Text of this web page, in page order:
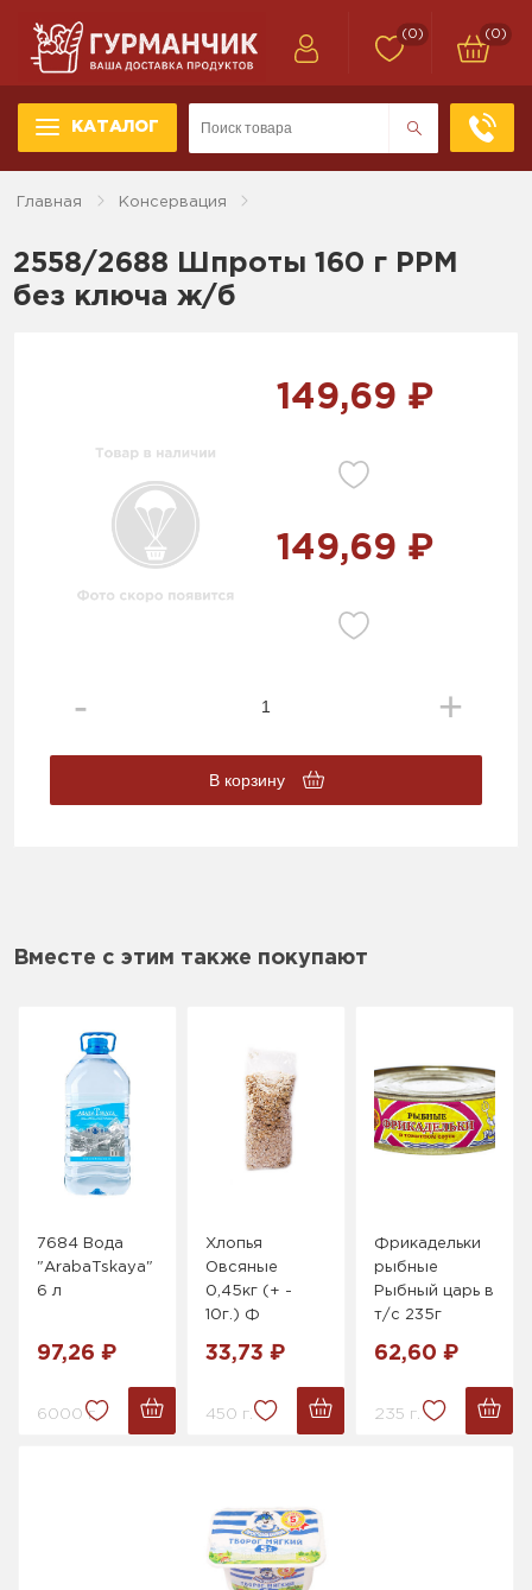
КАТАЛОГ
(0) (0)
Главная Консервация
2558/2688 Шпроты 160 г РРМ
без ключа ж/б
149,69 ₽
149,69 ₽
В корзину
Вместе с этим также покупают
7684 Вода
"ArabaTskaya"
6 л
97,26 ₽
6000 г.
Хлопья
Овсяные
0,45кг (+ -
10г.) Ф
33,73 ₽
450 г.
Фрикадельки
рыбные
Рыбный царь в
т/с 235г
62,60 ₽
235 г.